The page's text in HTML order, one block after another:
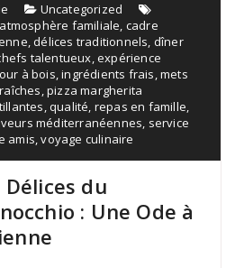
Uncategorized
atmosphère familiale, cadre
,délices traditionnels, dîner
talentueux,expérience
à bois,ingrédients frais,mets
,pizza margherita
,qualité, repas en famille,
méditerranéennes, service
amis,voyage culinaire
du
: Une Ode à